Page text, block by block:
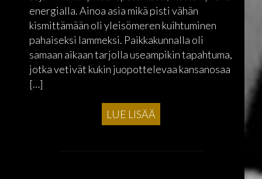
energialla. Ainoa asia mikä pisti vähän
kismittämään oli yleisömeren kuihtuminen
pahaiseksi lammeksi. Paikkakunnalla oli
samaan aikaan tarjolla useampikin tapahtuma,
jotka vetivät kukin juopottelevaa kansanosaa
[…]
LUE LISÄÄ